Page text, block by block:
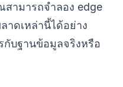
ามารถจำลอง edge
าดเหล่านี้ได้อย่าง
กับฐานข้อมูลจริงหรือ